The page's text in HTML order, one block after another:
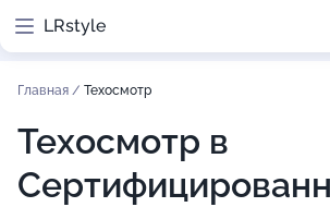
LRstyle
Главная / Техосмотр
Техосмотр в